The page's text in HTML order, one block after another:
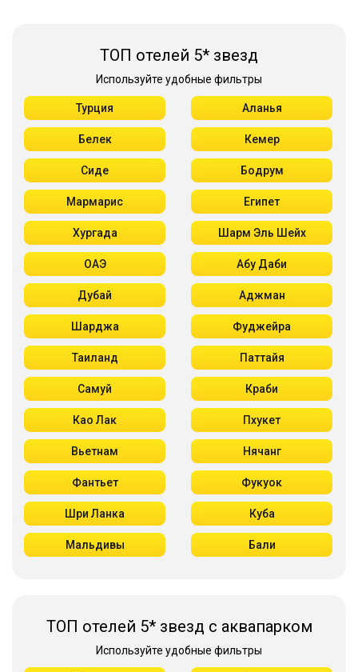
ТОП отелей 5* звезд
Используйте удобные фильтры
Турция Аланья
Белек Кемер
Сиде Бодрум
Мармарис Египет
Хургада Шарм Эль Шейх
ОАЭ Абу Даби
Дубай Аджман
Шарджа Фуджейра
Таиланд Паттайя
Самуй Краби
Као Лак Пхукет
Вьетнам Нячанг
Фантьет Фукуок
Шри Ланка Куба
Мальдивы Бали
ТОП отелей 5* звезд с аквапарком
Используйте удобные фильтры